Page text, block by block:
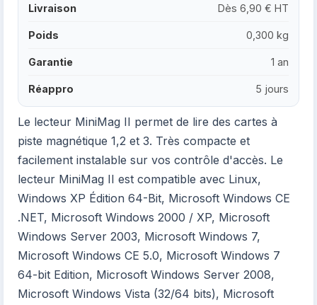
Livraison Dès 6,90 € HT
Poids 0,300 kg
Garantie 1 an
Réappro 5 jours
Le lecteur MiniMag II permet de lire des cartes à
piste magnétique 1,2 et 3. Très compacte et
facilement instalable sur vos contrôle d'accès. Le
lecteur MiniMag II est compatible avec Linux,
Windows XP Édition 64-Bit, Microsoft Windows CE
.NET, Microsoft Windows 2000 / XP, Microsoft
Windows Server 2003, Microsoft Windows 7,
Microsoft Windows CE 5.0, Microsoft Windows 7
64-bit Edition, Microsoft Windows Server 2008,
Microsoft Windows Vista (32/64 bits), Microsoft